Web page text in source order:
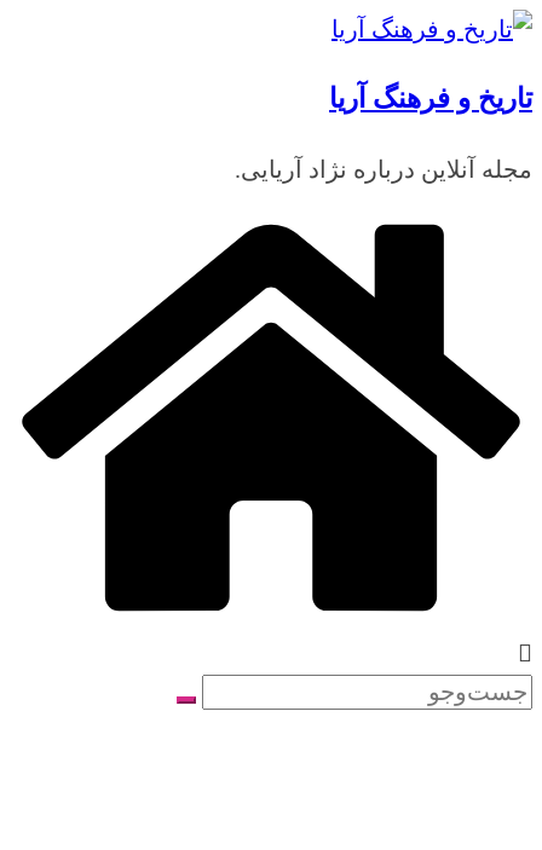
رفتن
محتوا
تاریخ و فرهنگ آریا
مجله آنلاین درباره نژاد آریایی.